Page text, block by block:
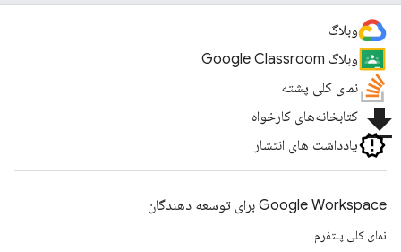
وبلاگ
وبلاگ Google Classroom
نمای کلی پشته
file_download کتابخانه‌های کارخواه
یادداشت های انتشار
Google Workspace برای توسعه دهندگان
نمای کلی پلتفرم